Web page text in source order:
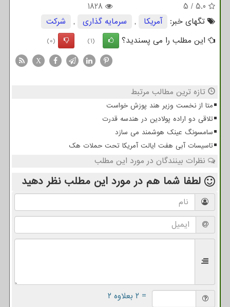
5.0
/
5
1828
تگهای خبر:
آمریكا , سرمایه گذاری ,
شركت
این مطلب را می پسندید؟
(1)
(0)
X
تازه ترین مطالب مرتبط
متا از نخست وزیر هند پوزش خواست
تلاقی دو اراده پولادین در هندسه قدرت
سامسونگ عینک هوشمند می سازد
تاسیسات آبی هفت ایالت آمریکا تحت حملات هک
نظرات بینندگان در مورد این مطلب
لطفا شما هم در مورد این مطلب نظر دهید
= ۲ بعلاوه ۲